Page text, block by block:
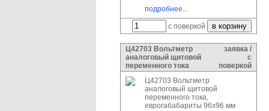
подробнее...
с поверкой
Ц42703 Вольтметр
аналоговый щитовой
переменного тока
заявка /
с
поверкой
Ц42703 Вольтметр
аналоговый щитовой
переменного тока,
еврогабабариты 96х96 мм